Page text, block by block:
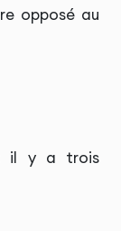
opposé au
il y a trois